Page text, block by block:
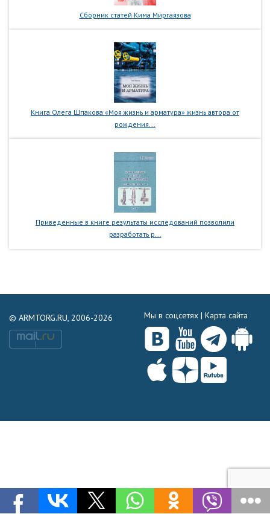
Сборник статей Кима Миргаязова
Книга Олега Шпакова «Моя жизнь и арматура» жизнь автора от
рождения...
Приведенные в книге результаты исследований позволили
разработать р...
© ARMTORG.RU, 2006-2026 Мы в соцсетях | Карта сайта